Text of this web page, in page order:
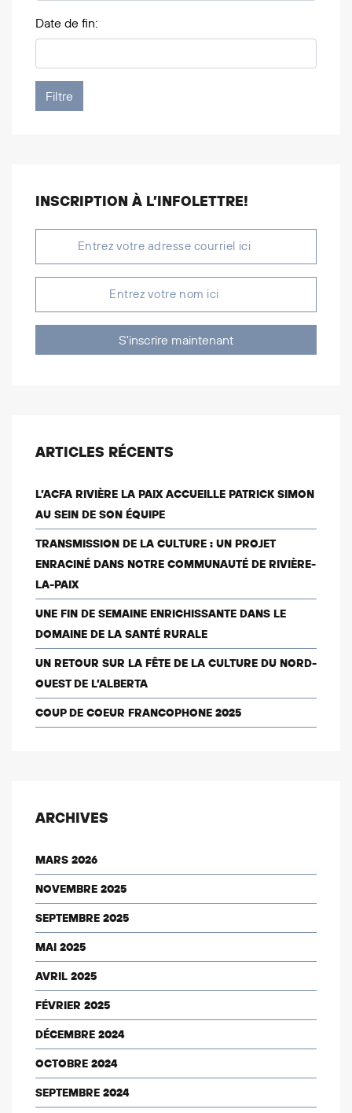
Date de fin:
INSCRIPTION À L’INFOLETTRE!
S'inscrire maintenant
ARTICLES RÉCENTS
L’ACFA RIVIÈRE LA PAIX ACCUEILLE PATRICK SIMON
AU SEIN DE SON ÉQUIPE
TRANSMISSION DE LA CULTURE : UN PROJET
ENRACINÉ DANS NOTRE COMMUNAUTÉ DE RIVIÈRE-
LA-PAIX
UNE FIN DE SEMAINE ENRICHISSANTE DANS LE
DOMAINE DE LA SANTÉ RURALE
UN RETOUR SUR LA FÊTE DE LA CULTURE DU NORD-
OUEST DE L’ALBERTA
COUP DE COEUR FRANCOPHONE 2025
ARCHIVES
MARS 2026
NOVEMBRE 2025
SEPTEMBRE 2025
MAI 2025
AVRIL 2025
FÉVRIER 2025
DÉCEMBRE 2024
OCTOBRE 2024
SEPTEMBRE 2024